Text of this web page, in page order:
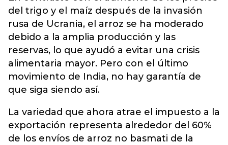
del trigo y el maíz después de la invasión
rusa de Ucrania, el arroz se ha moderado
debido a la amplia producción y las
reservas, lo que ayudó a evitar una crisis
alimentaria mayor. Pero con el último
movimiento de India, no hay garantía de
que siga siendo así.
La variedad que ahora atrae el impuesto a la
exportación representa alrededor del 60%
de los envíos de arroz no basmati de la